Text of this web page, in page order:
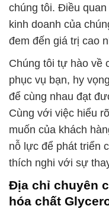
chúng tôi. Điều
kinh doanh của
đem đến giá trị cao
Chúng tôi tự hào về
phục vụ bạn, hy
để cùng nhau đạt
Cùng với việc hiểu
muốn của khách
nỗ lực để phát triển
thích nghi với sự
Địa chỉ chuyên
hóa chất